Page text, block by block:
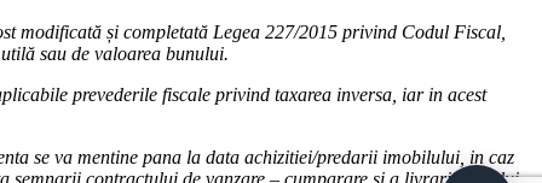
modificată și completată Legea 227/2015 privind Codul Fiscal,
sau de valoarea bunului.
prevederile fiscale privind taxarea inversa, iar in acest
se va mentine pana la data achizitiei/predarii imobilului, in caz
semnarii contractului de vanzare – cumparare si a livrarii bunului.